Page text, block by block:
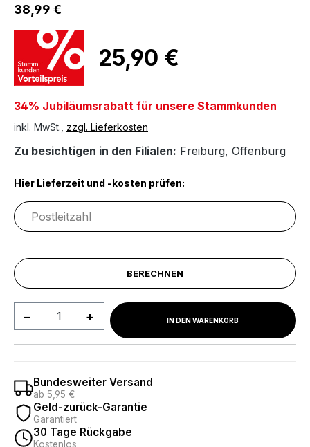
38,99 €
25,90 €
34% Jubiläumsrabatt für unsere Stammkunden
inkl. MwSt., zzgl. Lieferkosten
Zu besichtigen in den Filialen: Freiburg, Offenburg
Hier Lieferzeit und -kosten prüfen:
BERECHNEN
Produkt Anzahl: Gib denIN DEN WARENKORB
Bundesweiter Versand
ab 5,95 €
Geld-zurück-Garantie
Garantiert
30 Tage Rückgabe
Kostenlos